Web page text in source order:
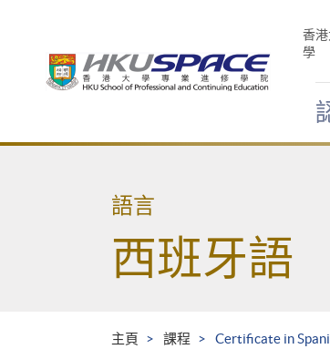
香
學
Main
語言
西班牙語
主頁 課程 Certificate in